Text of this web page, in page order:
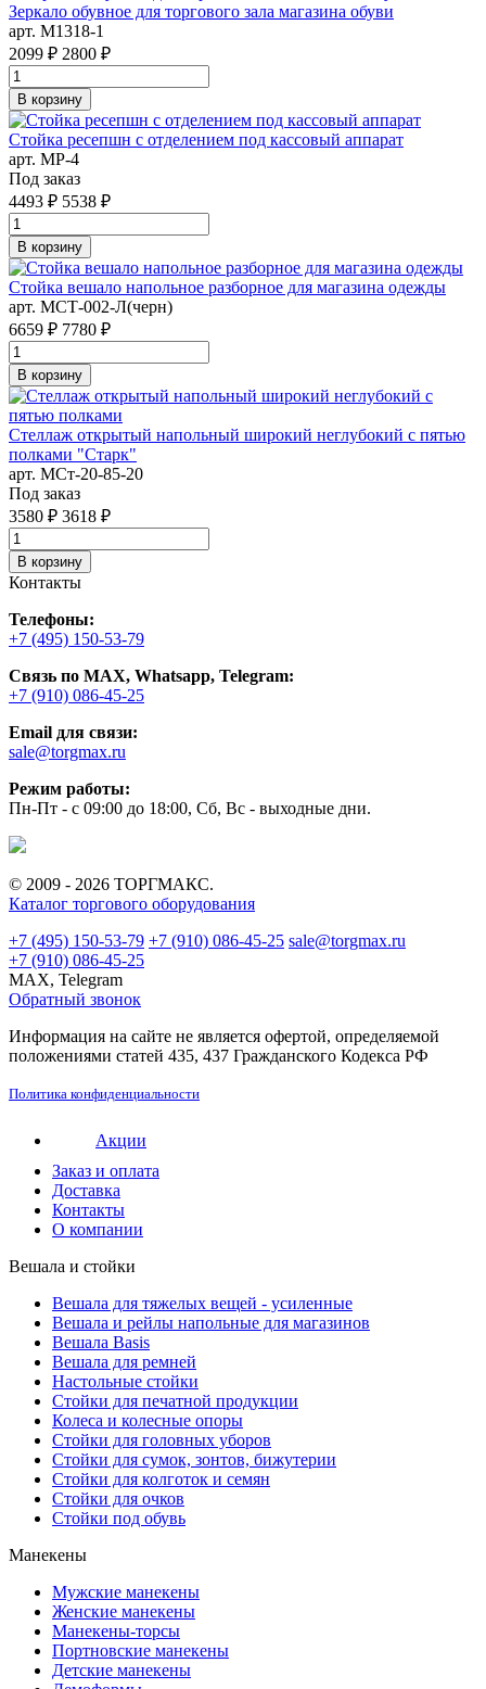
Зеркало обувное для торгового зала магазина обуви
арт. M1318-1
2099 ₽ 2800 ₽
В корзину
Стойка ресепшн с отделением под кассовый аппарат
арт. MР-4
Под заказ
4493 ₽ 5538 ₽
В корзину
Стойка вешало напольное разборное для магазина одежды
арт. MСТ-002-Л(черн)
6659 ₽ 7780 ₽
В корзину
Стеллаж открытый напольный широкий неглубокий с пятью
полками "Старк"
арт. MСт-20-85-20
Под заказ
3580 ₽ 3618 ₽
В корзину
Контакты
Телефоны:
+7 (495) 150-53-79
Связь по MAX, Whatsapp, Telegram:
+7 (910) 086-45-25
Email для связи:
sale@torgmax.ru
Режим работы:
Пн-Пт - с 09:00 до 18:00, Сб, Вс - выходные дни.
© 2009 - 2026 ТОРГМАКС.
Каталог торгового оборудования
+7 (495) 150-53-79 +7 (910) 086-45-25 sale@torgmax.ru
+7 (910) 086-45-25
MAX, Telegram
Обратный звонок
Информация на сайте не является офертой, определяемой
положениями статей 435, 437 Гражданского Кодекса РФ
Политика конфиденциальности
Акции
Заказ и оплата
Доставка
Контакты
О компании
Вешала и стойки
Вешала для тяжелых вещей - усиленные
Вешала и рейлы напольные для магазинов
Вешала Basis
Вешала для ремней
Настольные стойки
Стойки для печатной продукции
Колеса и колесные опоры
Стойки для головных уборов
Стойки для сумок, зонтов, бижутерии
Стойки для колготок и семян
Стойки для очков
Стойки под обувь
Манекены
Мужские манекены
Женские манекены
Манекены-торсы
Портновские манекены
Детские манекены